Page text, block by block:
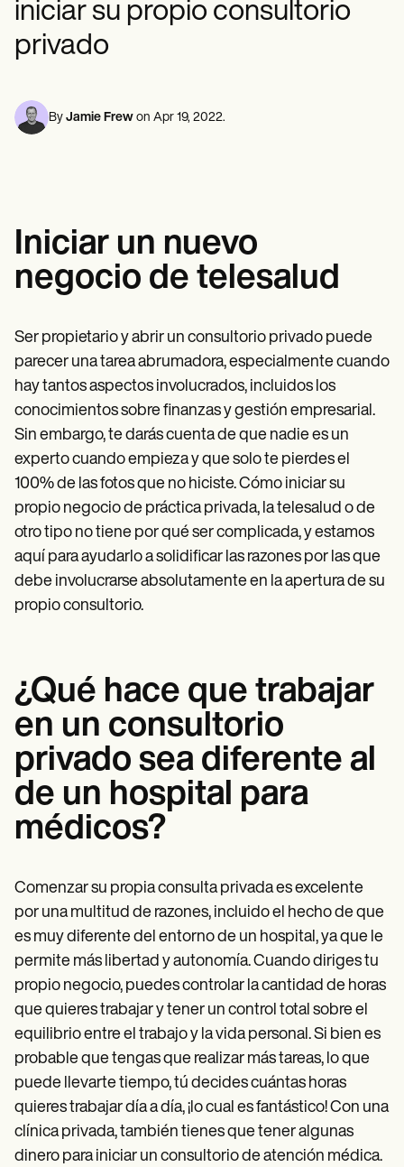
Profesionales de la Salud Mental
Trabajo Social
Nutricionistas
Fisioterapia
Masajistas
Terapia Ocupacional
Plantillas
Procedure Codes
Superbill Template
Treatment Plan Template
Social Work Treatment Plans
DAR Note Template
Patient Visit Summary Template
Demos
Training Hub
Webinars
Become a Partner
Pricing
Why Carepatron?
Login
Get started
Insurance claims
Speech therapists
Life coaches
Massage therapists
Personal trainers
iniciar su propio consultorio
privado
By Jamie Frew on Apr 19, 2022.
Iniciar un nuevo
negocio de telesalud
Ser propietario y abrir un consultorio privado puede
parecer una tarea abrumadora, especialmente cuando
hay tantos aspectos involucrados, incluidos los
conocimientos sobre finanzas y gestión empresarial.
Sin embargo, te darás cuenta de que nadie es un
experto cuando empieza y que solo te pierdes el
100% de las fotos que no hiciste. Cómo iniciar su
propio negocio de práctica privada, la telesalud o de
otro tipo no tiene por qué ser complicada, y estamos
aquí para ayudarlo a solidificar las razones por las que
debe involucrarse absolutamente en la apertura de su
propio consultorio.
¿Qué hace que trabajar
en un consultorio
privado sea diferente al
de un hospital para
médicos?
Comenzar su propia consulta privada es excelente
por una multitud de razones, incluido el hecho de que
es muy diferente del entorno de un hospital, ya que le
permite más libertad y autonomía. Cuando diriges tu
propio negocio, puedes controlar la cantidad de horas
que quieres trabajar y tener un control total sobre el
equilibrio entre el trabajo y la vida personal. Si bien es
probable que tengas que realizar más tareas, lo que
puede llevarte tiempo, tú decides cuántas horas
quieres trabajar día a día, ¡lo cual es fantástico! Con una
clínica privada, también tienes que tener algunas
dinero para iniciar un consultorio de atención médica.